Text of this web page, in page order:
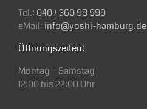
Tel.: 040 / 360 99 999
eMail: info@yoshi-hamburg.de
Öffnungszeiten:
Montag – Samstag
12:00 bis 22:00 Uhr